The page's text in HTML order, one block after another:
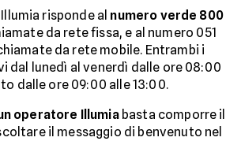
risponde al numero verde 800
da rete fissa, e al numero 051
da rete mobile. Entrambi i
dal lunedì al venerdì dalle ore 08:00
dalle ore 09:00 alle 13:00.
operatore Illumiabasta comporre il
il messaggio di benvenuto nel